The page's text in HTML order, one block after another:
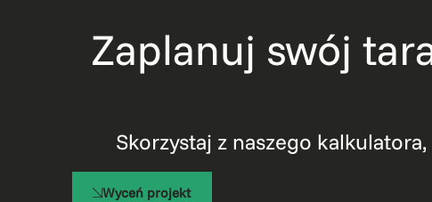
Zaplanuj swój
Skorzystaj z naszego
Wyceń projekt